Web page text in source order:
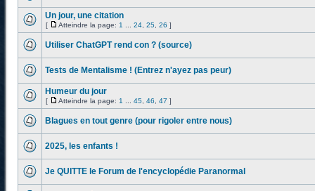
Un jour, une citation
[ Atteindre la page: 1 24 25 26 ]
Utiliser ChatGPT rend con ? (source)
Tests de Mentalisme ! (Entrez n'ayez pas peur)
Humeur du jour
[ Atteindre la page: 1 45 46 47 ]
Blagues en tout genre (pour rigoler entre nous)
2025, les enfants !
Je QUITTE le Forum de l'encyclopédie Paranormal